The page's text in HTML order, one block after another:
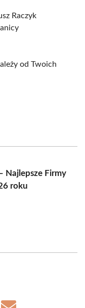
Raczyk
od Twoich
Najlepsze Firmy
roku